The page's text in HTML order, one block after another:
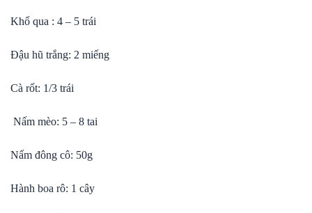
Khổ qua : 4 – 5 trái
Đậu hũ trắng: 2 miếng
Cà rốt: 1/3 trái
Nấm mèo: 5 – 8 tai
Nấm đông cô: 50g
Hành boa rô: 1 cây